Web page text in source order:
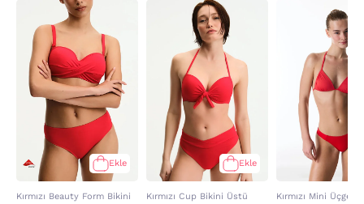
Ekle
Kırmızı Beauty Form Bikini
Ekle
Kırmızı Cup Bikini Üstü
Kırmızı Mini Üçgen